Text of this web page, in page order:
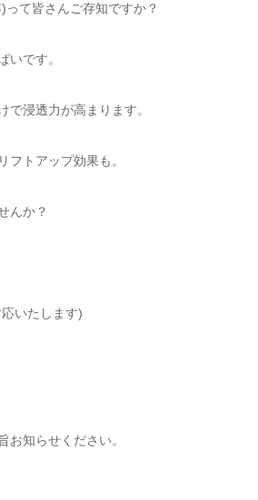
て皆さんご存知ですか？
いです。
浸透力が高まります。
フトアップ効果も。
んか？
いたします)
お知らせください。